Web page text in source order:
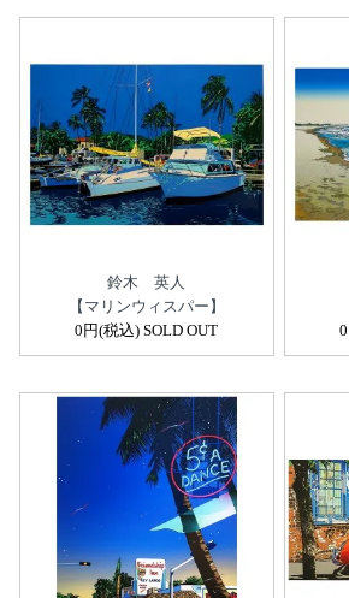
鈴木 英人
【マリンウィスパー】
0円(税込) SOLD OUT